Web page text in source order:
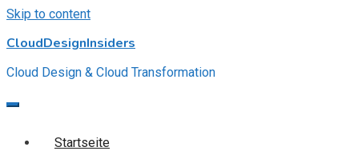
Skip to content
CloudDesignInsiders
Cloud Design & Cloud Transformation
Startseite